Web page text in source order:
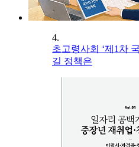
4.
초고령사회 ‘제1차
길 정책은